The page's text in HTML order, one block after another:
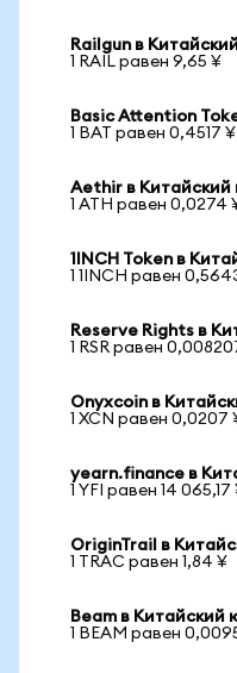
Railgun в
1 RAIL равен 9,65 ¥
Basic Attention
1 BAT равен 0,4517 ¥
Aethir в Китайский
1 ATH равен 0,0274
1INCH Token в
1 1INCH равен
Reserve Rights в
1 RSR равен
Onyxcoin в
1 XCN равен 0,0207
yearn.finance в
1 YFI равен 14 065,17
OriginTrail в
1 TRAC равен 1,84 ¥
Beam в Китайский
1 BEAM равен